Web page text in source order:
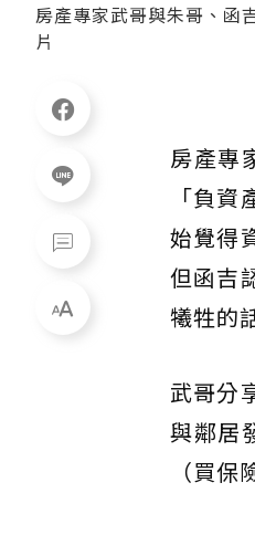
房產專家武哥與朱哥、函
片
房產專
「負
始覺得
但函吉
犧牲的
武哥分
與鄰居
（買